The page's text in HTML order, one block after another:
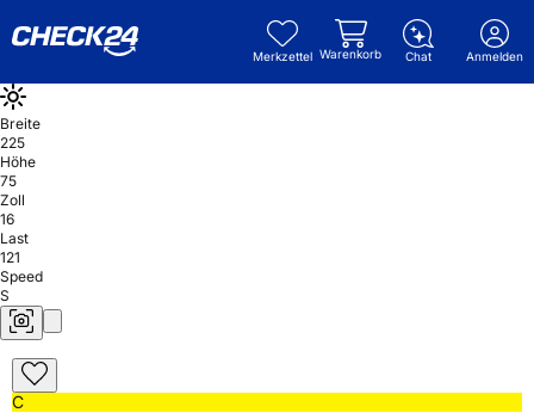
Merkzettel Warenkorb Chat Anmelden
Breite
225
Höhe
75
Zoll
16
Last
121
Speed
S
C